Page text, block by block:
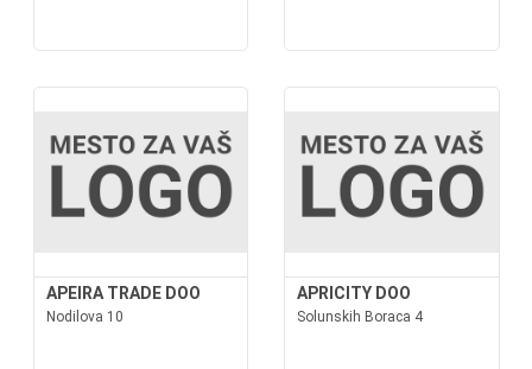
APEIRA TRADE DOO
Nodilova 10
APRICITY DOO
Solunskih Boraca 4